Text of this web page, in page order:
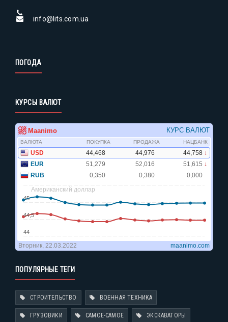
info@lits.com.ua
ПОГОДА
КУРСЫ ВАЛЮТ
ПОПУЛЯРНЫЕ ТЕГИ
СТРОИТЕЛЬСТВО ВОЕННАЯ ТЕХНИКА
ГРУЗОВИКИ САМОЕ-САМОЕ ЭКСКАВАТОРЫ